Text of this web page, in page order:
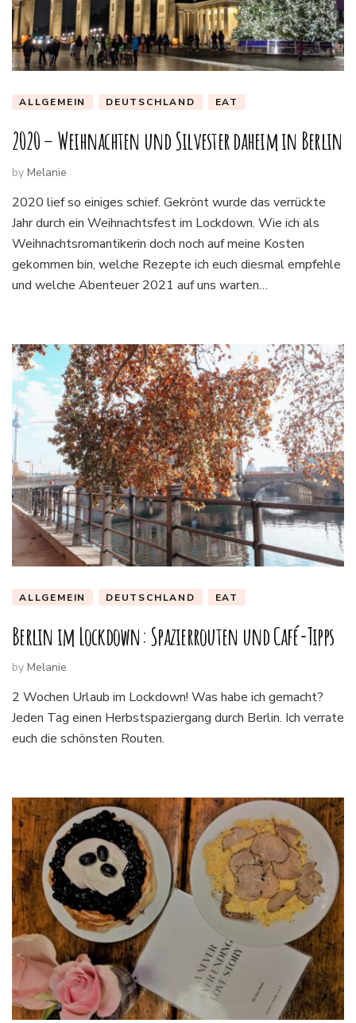
ALLGEMEIN DEUTSCHLAND EAT
2020 – Weihnachten und Silvester daheim in Berlin
by Melanie
2020 lief so einiges schief. Gekrönt wurde das verrückte
Jahr durch ein Weihnachtsfest im Lockdown. Wie ich als
Weihnachtsromantikerin doch noch auf meine Kosten
gekommen bin, welche Rezepte ich euch diesmal empfehle
und welche Abenteuer 2021 auf uns warten…
ALLGEMEIN DEUTSCHLAND EAT
Berlin im Lockdown: Spazierrouten und Café-Tipps
by Melanie
2 Wochen Urlaub im Lockdown! Was habe ich gemacht?
Jeden Tag einen Herbstspaziergang durch Berlin. Ich verrate
euch die schönsten Routen.